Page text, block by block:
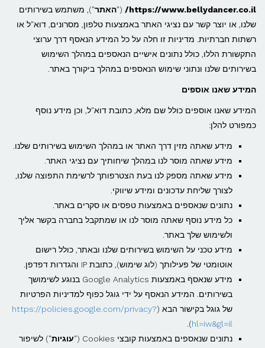
https://www.bellydancer.co.il/
("האתר"), משתמש בשירותים
שלנו, או יוצר קשר עם נציגי האתר באמצעות טלפון, מסרונים, דוא"ל או
רשתות חברתיות. מדיניות זו חלה על כל המידע הנאסף דרך ערוצי
התקשורת הללו, כולל נתונים אישיים הנאספים במהלך השימוש
בשירותים שלנו ונתוני שימוש הנאספים במהלך ביקורך באתר.
המידע שאנו אוספים
המידע שאנו אוספים כולל שם מלא, כתובת דוא"ל, וכן מידע נוסף
כמפורט להלן:
מידע שאתה מזין דרך האתר או במהלך השימוש בשירותים שלנו.
מידע שאתה מוסר לנו במהלך שיחותיך עם נציגי האתר.
מידע שאתה מספק לנו בעת הצטרפותך לרשימת התפוצה שלנו,
לצורך שליחת עדכונים ומידע שיווקי.
נתונים שנאספים באמצעות טפסים או סקרים באתר.
כל מידע נוסף שאתה מוסר לנו או שמתקבל בחברה בקשר אליך
ולשימוש שלך באתר.
מידע טכני על השימוש בשירותים שלנו ובאתר, כולל רישום
אוטומטי של פעילותך (לוג שימוש), כתובת IP והגדרות דפדפן.
מידע שנאסף באמצעות Google Analytics בנוגע לשימושך
בשירותים. המידע הנאסף על ידי גוגל כפוף למדיניות הפרטיות
של גוגל בקישור הבא (https://policies.google.com/privacy?
hl=iw&gl=il
).
נתונים שנאספים באמצעות קובצי Cookies ("
עוגיות") לשיפור